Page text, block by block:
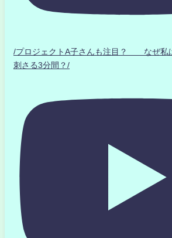
/プロジェクトA子さんも注目？ なぜ私
刺さる3分間？/